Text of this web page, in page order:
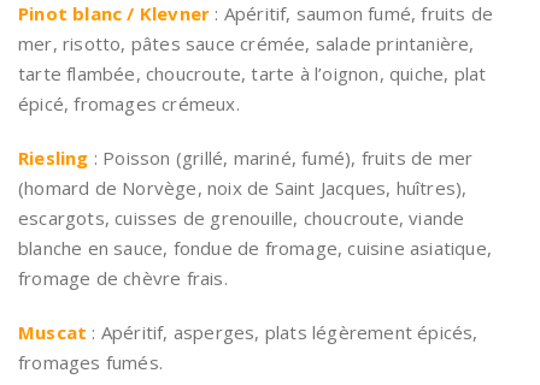
Pinot blanc / Klevner : Apéritif, saumon fumé, fruits de
mer, risotto, pâtes sauce crémée, salade printanière,
tarte flambée, choucroute, tarte à l’oignon, quiche, plat
épicé, fromages crémeux.
Riesling : Poisson (grillé, mariné, fumé), fruits de mer
(homard de Norvège, noix de Saint Jacques, huîtres),
escargots, cuisses de grenouille, choucroute, viande
blanche en sauce, fondue de fromage, cuisine asiatique,
fromage de chèvre frais.
Muscat : Apéritif, asperges, plats légèrement épicés,
fromages fumés.